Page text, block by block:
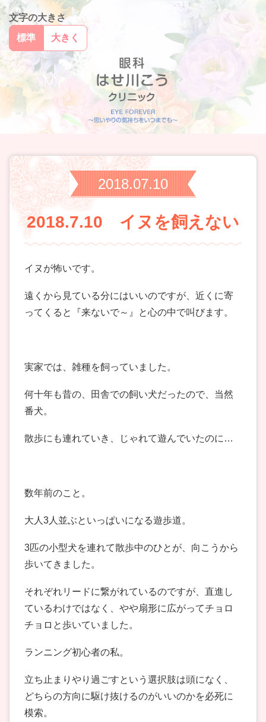
文字の大きさ
標準
大きく
2018.07.10
2018.7.10 イヌを飼えない
イヌが怖いです。
遠くから見ている分にはいいのですが、近くに寄
ってくると『来ないで～』と心の中で叫びます。
実家では、雑種を飼っていました。
何十年も昔の、田舎での飼い犬だったので、当然
番犬。
散歩にも連れていき、じゃれて遊んでいたのに…
数年前のこと。
大人3人並ぶといっぱいになる遊歩道。
3匹の小型犬を連れて散歩中のひとが、向こうから
歩いてきました。
それぞれリードに繋がれているのですが、直進し
ているわけではなく、やや扇形に広がってチョロ
チョロと歩いていました。
ランニング初心者の私。
立ち止まりやり過ごすという選択肢は頭になく、
どちらの方向に駆け抜けるのがいいのかを必死に
模索。